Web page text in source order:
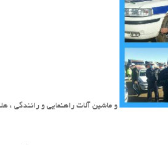
و ماشین آلات راهنمایی و رانندگی ،